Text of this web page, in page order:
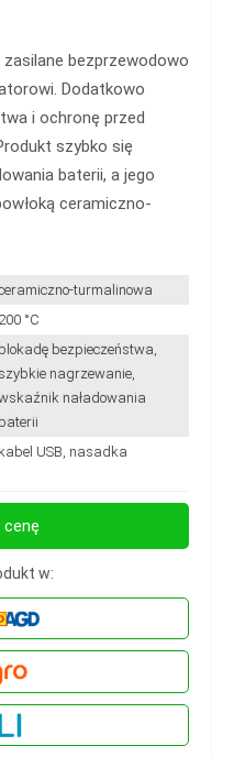
zasilane bezprzewodowo
Dodatkowo
i ochronę przed
szybko się
baterii, a jego
ceramiczno-
turmalinowa
200 °C
blokadę bezpieczeństwa,
szybkie nagrzewanie,
naładowania
baterii
kabel USB, nasadka
cenę
w: